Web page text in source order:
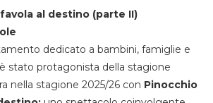
al destino (parte II)
dedicato a bambini, famiglie e
stato protagonista della stagione
nella stagione 2025/26 con Pinocchio